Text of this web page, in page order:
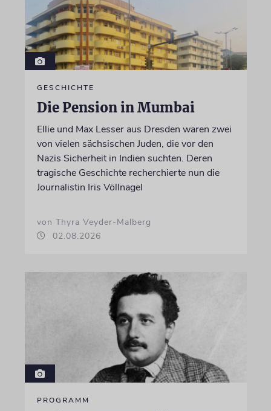
GESCHICHTE
Die Pension in Mumbai
Ellie und Max Lesser aus Dresden waren zwei
von vielen sächsischen Juden, die vor den
Nazis Sicherheit in Indien suchten. Deren
tragische Geschichte recherchierte nun die
Journalistin Iris Völlnagel
von Thyra Veyder-Malberg
02.08.2026
PROGRAMM